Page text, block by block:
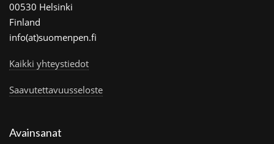
00530 Helsinki
Finland
info(at)suomenpen.fi
Kaikki yhteystiedot
Saavutettavuusseloste
Avainsanat